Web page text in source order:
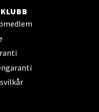
Velg